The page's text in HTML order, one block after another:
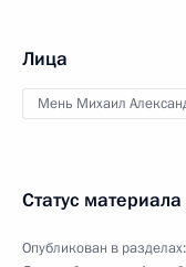
Лица
Мень Михаил
Статус материала
Опубликован в разделах: